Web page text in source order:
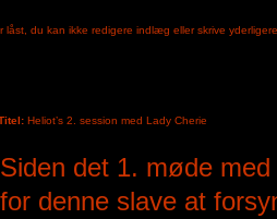
Heliot’s 2. session med Lady Cherie
Siden det 1. møde med
for denne slave at